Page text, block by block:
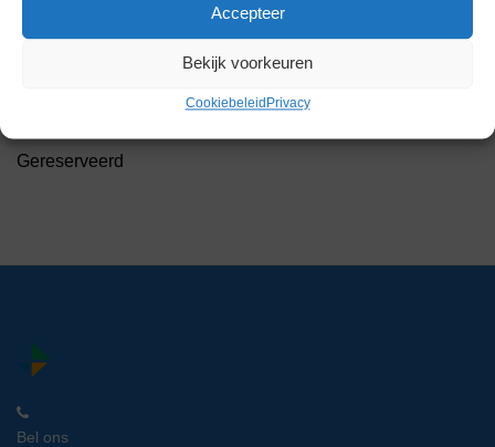
Accepteer
Bekijk voorkeuren
Cookiebeleid Privacy
IC 14388
Gereserveerd
Bel ons